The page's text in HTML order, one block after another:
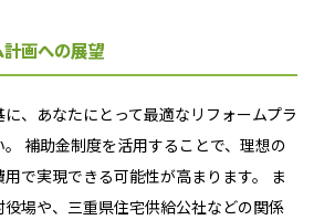
画への展望
、あなたにとって最適なリフォームプラ
補助金制度を活用することで、理想の
で実現できる可能性が高まります。 ま
場や、三重県住宅供給公社などの関係